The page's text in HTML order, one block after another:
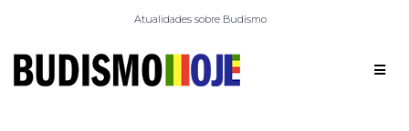
Atualidades sobre Budismo